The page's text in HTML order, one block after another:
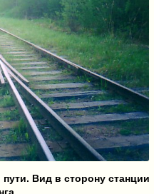
Вид в сторону станции